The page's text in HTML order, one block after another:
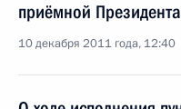
приёмной
10 декабря 2011 года, 12:40